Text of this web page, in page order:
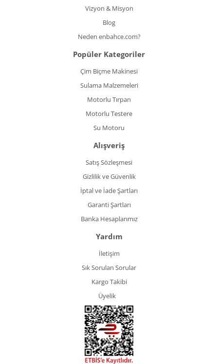
Vizyon & Misyon
Blog
Neden enbahce.com?
Popüler Kategoriler
Çim Biçme Makinesi
Sulama Malzemeleri
Motorlu Tırpan
Motorlu Testere
Su Motoru
Alışveriş
Satış Sözleşmesi
Gizlilik ve Güvenlik
İptal ve İade Şartları
Garanti Şartları
Banka Hesaplarımız
Yardım
İletişim
Sık Sorulan Sorular
Kargo Takibi
Üyelik